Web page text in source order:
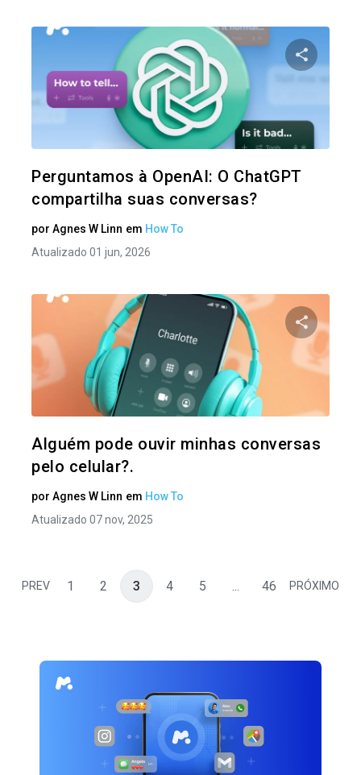
Perguntamos à OpenAI: O ChatGPT
compartilha suas conversas?
por Agnes W Linn em How To
Atualizado 01 jun, 2026
Alguém pode ouvir minhas conversas
pelo celular?.
por Agnes W Linn em How To
Atualizado 07 nov, 2025
PREV 1 2 3 4 5 ... 46 PRÓXIMO